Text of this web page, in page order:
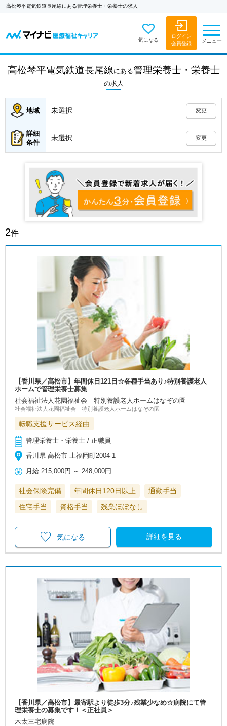
高松琴平電気鉄道長尾線にある管理栄養士・栄養士の求人
気になる
ログイン
会員登録
メニュー
高松琴平電気鉄道長尾線 にある管理栄養士・栄養士
の求人
地域 未選択 変更
詳細
条件
未選択 変更
2件
【香川県／高松市】年間休日121日☆各種手当あり♪特別養護老人
ホームで管理栄養士募集
社会福祉法人花園福祉会 特別養護老人ホームはなぞの園
社会福祉法人花園福祉会 特別養護老人ホームはなぞの園
転職支援サービス経由
管理栄養士・栄養士 / 正職員
香川県 高松市 上福岡町2004-1
月給 215,000円 ～ 248,000円
社会保険完備 年間休日120日以上
通勤手当
住宅手当
資格手当 残業ほぼなし
詳細を見る
気になる
【香川県／高松市】最寄駅より徒歩3分♪残業少なめ☆病院にて管
理栄養士の募集です！＜正社員＞
木太三宅病院